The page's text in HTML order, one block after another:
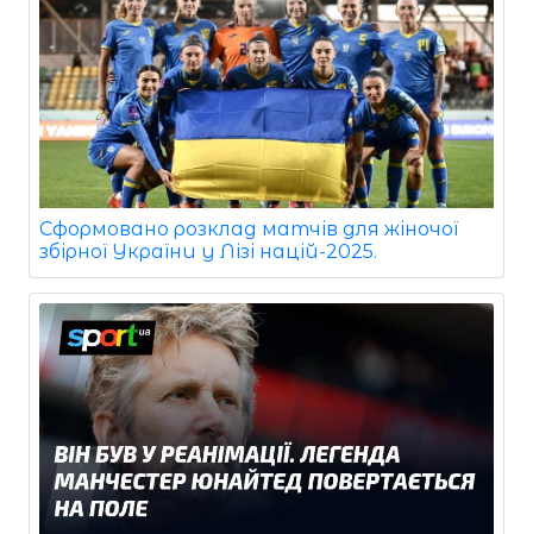
Сформовано розклад матчів для жіночої
збірної України у Лізі націй-2025.